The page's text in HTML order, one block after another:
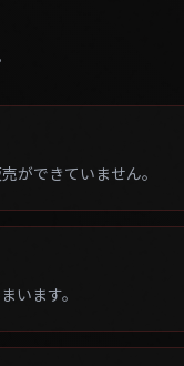
ができていません。
います。